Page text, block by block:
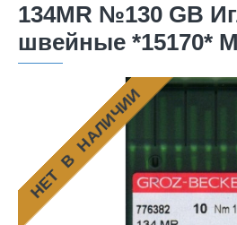
134MR №130 GB
швейные *15170*
НЕТ В НАЛИЧИИ